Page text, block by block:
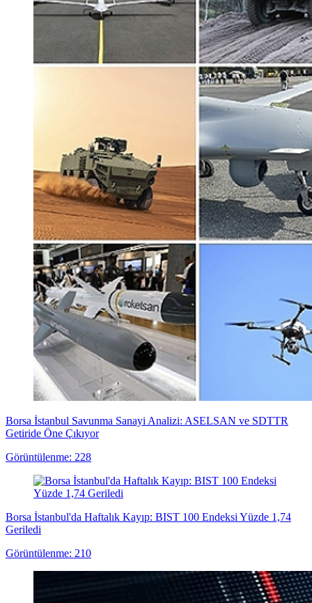
Borsa İstanbul Savunma Sanayi Analizi: ASELSAN ve SDTTR
Getiride Öne Çıkıyor
Görüntülenme: 228
Borsa İstanbul'da Haftalık Kayıp: BIST 100 Endeksi Yüzde 1,74
Geriledi
Görüntülenme: 210